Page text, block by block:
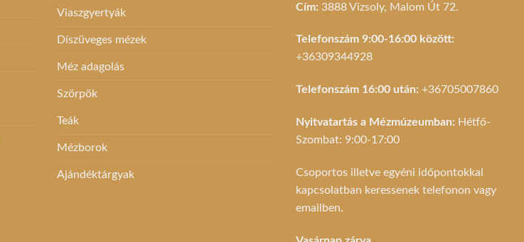
Viaszgyertyák
Díszüveges mézek
Méz adagolás
Szörpök
Teák
Mézborok
Ajándéktárgyak
Cím: 3888 Vizsoly, Malom Út 72.
Telefonszám 9:00-16:00 között:
+36309344928
Telefonszám 16:00 után: +36705007860
Nyitvatartás a Mézmúzeumban: Hétfő-
Szombat: 9:00-17:00
Csoportos illetve egyéni időpontokkal
kapcsolatban keressenek telefonon vagy
emailben.